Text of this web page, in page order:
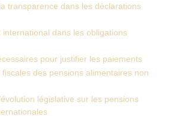
transparence dans les déclarations
international dans les obligations
pour justifier les paiements
des pensions alimentaires non
législative sur les pensions